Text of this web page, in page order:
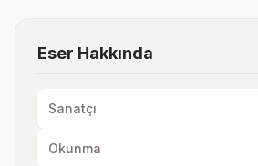
Eser Hakkında
Sanatçı
Okunma